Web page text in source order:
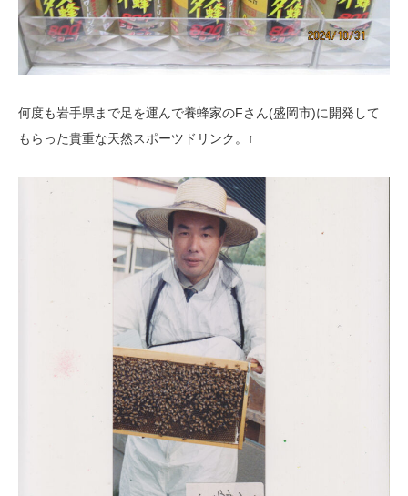
何度も岩手県まで足を運んで養蜂家のFさん(盛岡市)に開発して
もらった貴重な天然スポーツドリンク。↑